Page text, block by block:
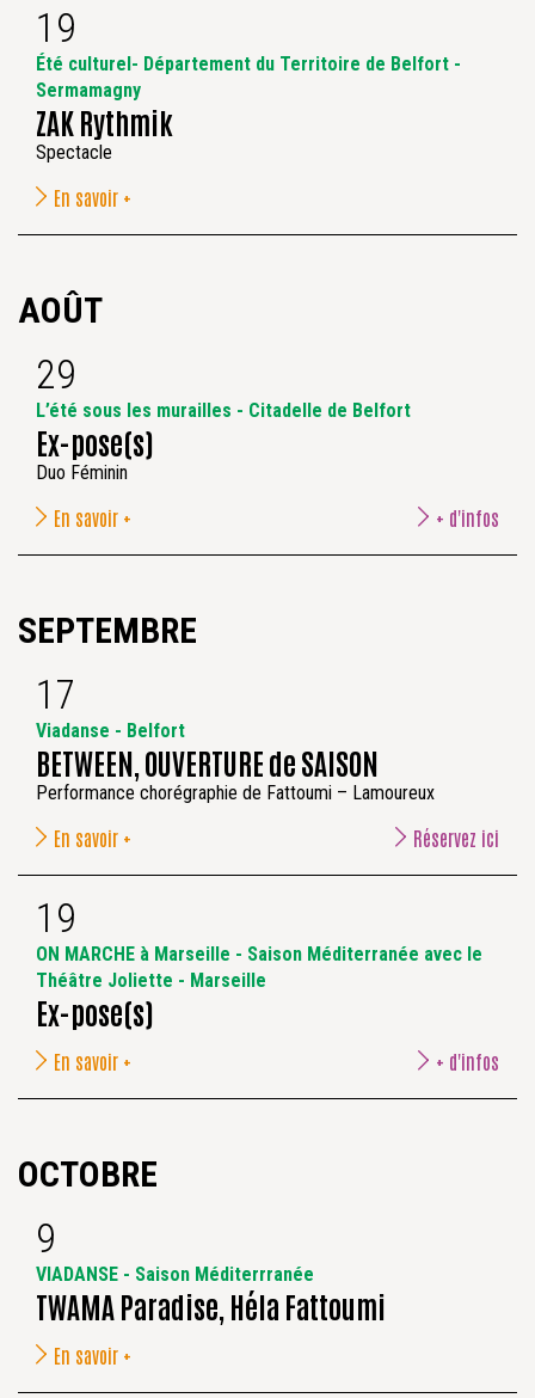
19
Été culturel- Département du Territoire de Belfort -
Sermamagny
ZAK Rythmik
Spectacle
En savoir +
AOÛT
29
L’été sous les murailles - Citadelle de Belfort
Ex-pose(s)
Duo Féminin
En savoir + + d'infos
SEPTEMBRE
17
Viadanse - Belfort
BETWEEN, OUVERTURE de SAISON
Performance chorégraphie de Fattoumi – Lamoureux
En savoir + Réservez ici
19
ON MARCHE à Marseille - Saison Méditerranée avec le
Théâtre Joliette - Marseille
Ex-pose(s)
En savoir + + d'infos
OCTOBRE
9
VIADANSE - Saison Méditerrranée
TWAMA Paradise, Héla Fattoumi
En savoir +